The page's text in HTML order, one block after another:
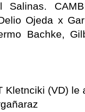
Salinas.
Ojeda x
Bachke,
Kletnciki (VD) le